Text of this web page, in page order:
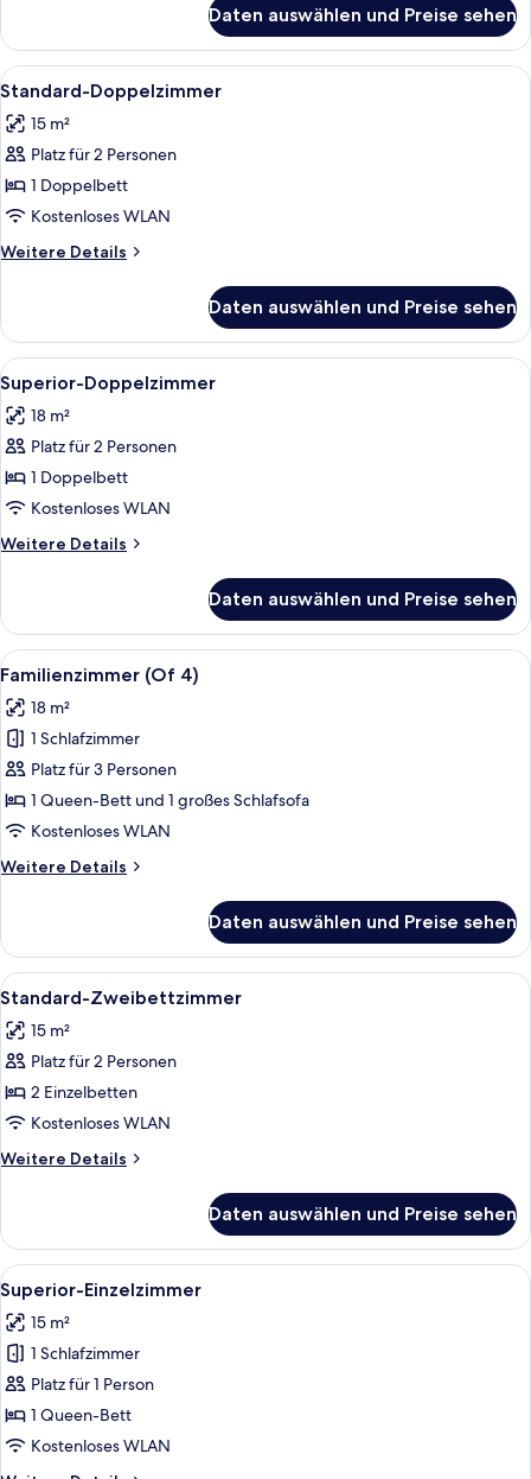
Zweibettzimmer
(Adapted)
Daten auswählen und Preise sehen
Alle
Fotos
für
Standard-
Doppelzimmer
anzeigen
Ein ordentlich bezogenes Bett mit
9
Standard-Doppelzimmer
15 m²
Platz für 2 Personen
1 Doppelbett
Kostenloses WLAN
Weitere Details
Weitere
Doppelzimmer
Daten auswählen und Preise sehen
Alle
Fotos
für
Superior-
Doppelzimmer
anzeigen
Ein ordentlich eingerichtetes
6
Superior-Doppelzimmer
18 m²
Platz für 2 Personen
1 Doppelbett
Kostenloses WLAN
Weitere Details
Weitere
Doppelzimmer
Daten auswählen und Preise sehen
Alle
Fotos
für
Familienzimmer
(Of
4)
anzeigen
Ein Hotelzimmer mit einem großen
5
Familienzimmer (Of 4)
18 m²
1 Schlafzimmer
Platz für 3 Personen
1 Queen-Bett und 1 großes Schlafsofa
Kostenloses WLAN
Weitere Details
Weitere
(Of
4)
Daten auswählen und Preise sehen
Alle
Fotos
für
Standard-
Zweibettzimmer
anzeigen
Ein Hotelzimmer mit zwei Betten,
7
Standard-Zweibettzimmer
15 m²
Platz für 2 Personen
2 Einzelbetten
Kostenloses WLAN
Weitere Details
Weitere
Zweibettzimmer
Daten auswählen und Preise sehen
Alle
Fotos
für
Superior-
Einzelzimmer
anzeigen
Ein Hotelzimmer mit einem großen
6
Superior-Einzelzimmer
15 m²
1 Schlafzimmer
Platz für 1 Person
1 Queen-Bett
Kostenloses WLAN